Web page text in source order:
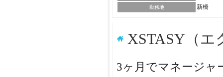
勤務地 新橋
XSTASY（エ
3ヶ月でマネージャ